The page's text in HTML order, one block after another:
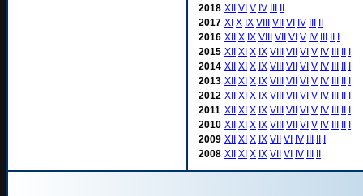
2018 XII VI V IV
2017 XI X IX VIII VII VI IV
2016 XII X IX VIII VII VI V IV
2015 XII XI X IX VIII VII VI V IV
2014 XII XI X IX VIII VII VI V IV
2013 XII XI X IX VIII VII VI V IV
2012 XII XI X IX VIII VII VI V IV
2011 XII XI X IX VIII VII VI V IV
2010 XII XI X IX VIII VII VI V IV
2009 XII XI X IX VII VI IV
2008 XII XI X IX VII VI IV